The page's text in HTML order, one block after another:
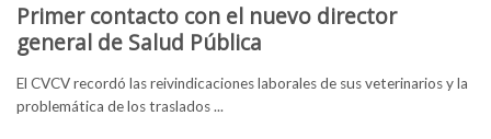
Primer contacto con el nuevo director
general de Salud Pública
El CVCV recordó las reivindicaciones laborales de sus veterinarios y la
problemática de los traslados ...